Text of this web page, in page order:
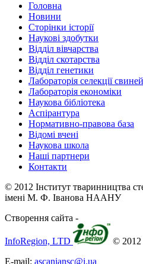
Головна
Новини
Сторінки історії
Наукові здобутки
Відділ вівчарства
Відділ скотарства
Відділ генетики
Лабораторія селекції свиней
Лабораторія економіки
Наукова бібліотека
Аспірантура
Нормативно-правова база
Відомі вчені
Наукова школа
Наші партнери
Контакти
© 2012 Інститут тваринництва
імені М. Ф. Іванова НААНУ
Створення сайта -
InfoRegion, LTD
© 2012
E-mail: ascaniansc@i.ua